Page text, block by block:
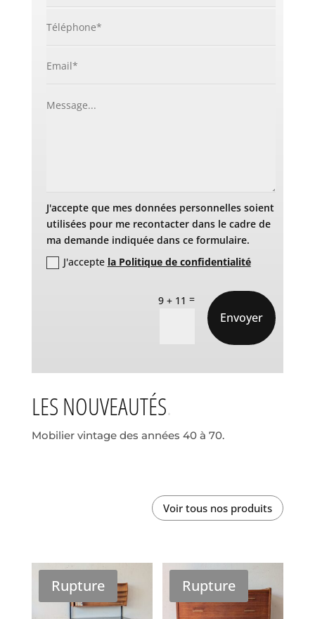
J'accepte que mes données personnelles soient
utilisées pour me recontacter dans le cadre de
ma demande indiquée dans ce formulaire.
J'accepte la Politique de confidentialité
9 + 11 =
Envoyer
LES NOUVEAUTÉS
Mobilier vintage des années 40 à 70.
Voir tous nos produits
Rupture Rupture